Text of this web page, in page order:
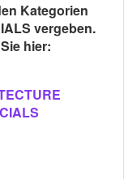
Kategorien
vergeben.
hier: